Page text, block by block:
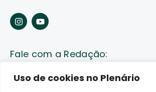
Uso de cookies no Plenário
Fale com a Redação:
Enviar pauta